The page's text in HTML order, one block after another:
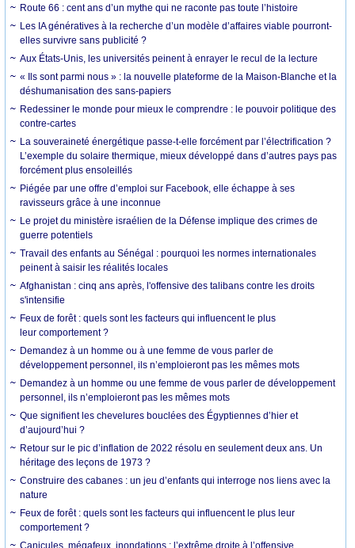
Route 66 : cent ans d’un mythe qui ne raconte pas toute l’histoire
Les IA génératives à la recherche d’un modèle d’affaires viable pourront-
elles survivre sans publicité ?
Aux États-Unis, les universités peinent à enrayer le recul de la lecture
« Ils sont parmi nous » : la nouvelle plateforme de la Maison-Blanche et la
déshumanisation des sans-papiers
Redessiner le monde pour mieux le comprendre : le pouvoir politique des
contre-cartes
La souveraineté énergétique passe-t-elle forcément par l’électrification ?
L’exemple du solaire thermique, mieux développé dans d’autres pays pas
forcément plus ensoleillés
Piégée par une offre d’emploi sur Facebook, elle échappe à ses
ravisseurs grâce à une inconnue
Le projet du ministère israélien de la Défense implique des crimes de
guerre potentiels
Travail des enfants au Sénégal : pourquoi les normes internationales
peinent à saisir les réalités locales
Afghanistan : cinq ans après, l'offensive des talibans contre les droits
s'intensifie
Feux de forêt : quels sont les facteurs qui influencent le plus
leur comportement ?
Demandez à un homme ou à une femme de vous parler de
développement personnel, ils n’emploieront pas les mêmes mots
Demandez à un homme ou une femme de vous parler de développement
personnel, ils n’emploieront pas les mêmes mots
Que signifient les chevelures bouclées des Égyptiennes d’hier et
d’aujourd’hui ?
Retour sur le pic d’inflation de 2022 résolu en seulement deux ans. Un
héritage des leçons de 1973 ?
Construire des cabanes : un jeu d’enfants qui interroge nos liens avec la
nature
Feux de forêt : quels sont les facteurs qui influencent le plus leur
comportement ?
Canicules, mégafeux, inondations : l’extrême droite à l’offensive